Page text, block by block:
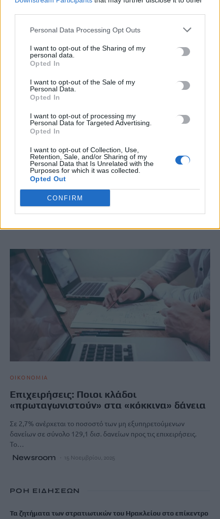
Personal Data Processing Opt Outs
I want to opt-out of the Sharing of my
personal data.
Opted In
I want to opt-out of the Sale of my
Personal Data.
Opted In
I want to opt-out of processing my
Personal Data for Targeted Advertising.
Opted In
I want to opt-out of Collection, Use,
Retention, Sale, and/or Sharing of my
Personal Data that Is Unrelated with the
Purposes for which it was collected.
Opted Out
CONFIRM
Κόκκινα δάνεια: «Πνίγονται» στα χρέη τα
νοικοκυριά
Υψηλά και επίμονα παραμένουν τα υπόλοιπα κόκκινων
δανείων που βρίσκονται υπό διαχείριση στους servicers, με τα
τελευταία διαθέσιμα στοιχεία από την…
ΟΙΚΟΝΟΜΙΑ
Επιχειρήσεις: Ποιοι κλάδοι
«πρωταγωνιστούν» στα «κόκκινα» δάνεια
Σε 2,7% ανέρχεται το ποσοστό των μη εξυπηρετούμενων
δανείων σε σύνολο 129,1 δισ. δανείων προς τις επιχειρήσεις.
Το…
Newsroom 15 Νοεμβρίου, 2025
ΡΟΗ ΕΙΔΗΣΕΩΝ
Τα ζητήματα των στρατιωτικών του Ηρακλείου στο επίκεντρο